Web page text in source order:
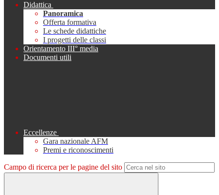
Didattica
Panoramica
Offerta formativa
Le schede didattiche
I progetti delle classi
Orientamento III° media
Documenti utili
Eccellenze
Gara nazionale AFM
Premi e riconoscimenti
Campo di ricerca per le pagine del sito